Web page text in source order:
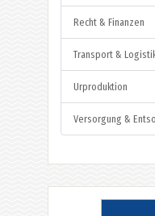
Recht & Finanzen
Transport &
Urproduktion
Versorgung &